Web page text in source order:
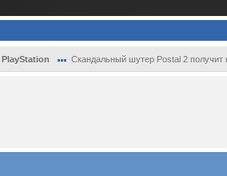
PlayStation Скандальный шутер Postal 2 получит